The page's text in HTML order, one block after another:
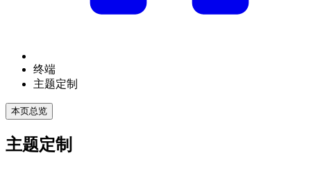
终端
主题定制
本页总览
主题定制